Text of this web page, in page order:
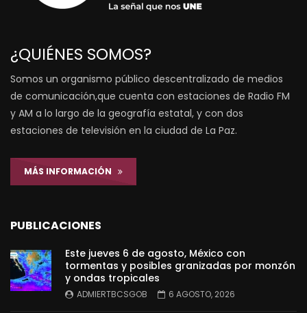
¿QUIÉNES SOMOS?
Somos un organismo público descentralizado de medios
de comunicación,que cuenta con estaciones de Radio FM
y AM a lo largo de la geografía estatal, y con dos
estaciones de televisión en la ciudad de La Paz.
MÁS INFORMACIÓN
PUBLICACIONES
Este jueves 6 de agosto, México con
tormentas y posibles granizadas por monzón
y ondas tropicales
ADMIERTBCSGOB 6 AGOSTO, 2026